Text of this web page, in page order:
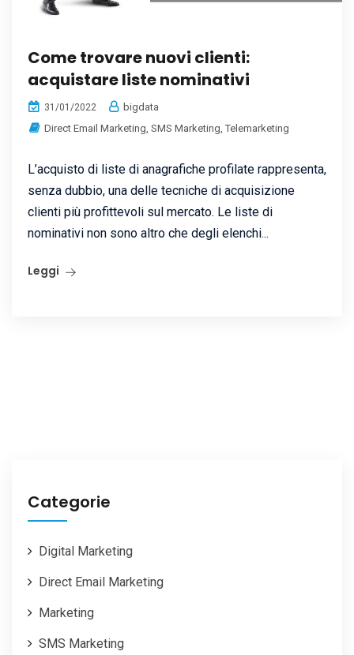
Come trovare nuovi clienti:
acquistare liste nominativi
31/01/2022
bigdata
Direct Email Marketing SMS Marketing Telemarketing
L’acquisto di liste di anagrafiche profilate rappresenta,
senza dubbio, una delle tecniche di acquisizione
clienti più profittevoli sul mercato. Le liste di
nominativi non sono altro che degli elenchi...
Leggi
Categorie
Digital Marketing
Direct Email Marketing
Marketing
SMS Marketing